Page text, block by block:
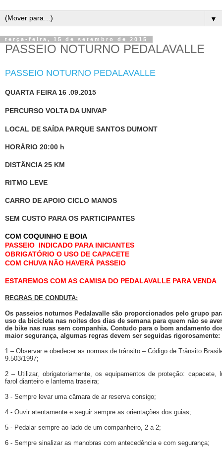
▼
terça-feira, 15 de setembro de 2015
PASSEIO NOTURNO PEDALAVALLE
PASSEIO NOTURNO PEDALAVALLE
QUARTA FEIRA 16 .09.2015
PERCURSO VOLTA DA UNIVAP
LOCAL DE SAÍDA PARQUE SANTOS DUMONT
HORÁRIO 20:00 h
DISTÂNCIA 25 KM
RITMO LEVE
CARRO DE APOIO CICLO MANOS
SEM CUSTO PARA OS PARTICIPANTES
COM COQUINHO E BOIA
PASSEIO INDICADO PARA INICIANTES
OBRIGATÓRIO O USO DE CAPACETE
COM CHUVA NÃO HAVERÁ PASSEIO
ESTAREMOS COM AS CAMISA DO PEDALAVALLE PARA VENDA
REGRAS DE CONDUTA:
Os passeios noturnos Pedalavalle são proporcionados pelo grupo
uso da bicicleta nas noites dos dias de semana para quem não se
de bike nas ruas sem companhia. Contudo para o bom andamento
maior segurança, algumas regras devem ser seguidas rigorosamente:
1 – Observar e obedecer as normas de trânsito – Código de Trânsito
9.503/1997;
2 – Utilizar, obrigatoriamente, os equipamentos de proteção: capacete,
farol dianteiro e lanterna traseira;
3 - Sempre levar uma câmara de ar reserva consigo;
4 - Ouvir atentamente e seguir sempre as orientações dos guias;
5 - Pedalar sempre ao lado de um companheiro, 2 a 2;
6 - Sempre sinalizar as manobras com antecedência e com segurança;